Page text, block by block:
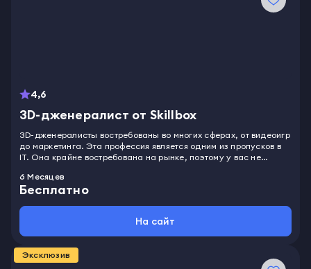
4,6
3D-дженералист от Skillbox
3D-дженералисты востребованы во многих сферах, от видеоигр
до маркетинга. Эта профессия является одним из пропусков в
IT. Она крайне востребована на рынке, поэтому у вас не
достойной оплатой. В ходе обучения вы научитесь создавать
персонажей и объекты окружения в 3D. Сможете грамотно их
двухмерные. Поймёте, как работать над техникой. Приобретёте
навыки подбора референсов, скульптинга, процедурной
генерации и настройки освещения. Разберётесь в том,
как оптимизировать готовую модель. Научитесь создавать
детализированные текстуры.
6 Месяцев
Бесплатно
На сайт
Эксклюзив